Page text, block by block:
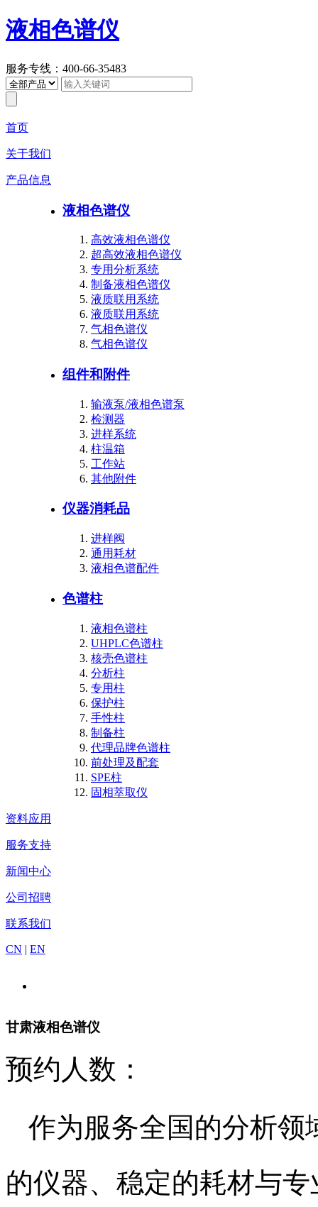
液相色谱仪
服务专线：400-66-35483
首页
关于我们
产品信息
液相色谱仪
高效液相色谱仪
超高效液相色谱仪
专用分析系统
制备液相色谱仪
液质联用系统
液质联用系统
气相色谱仪
气相色谱仪
组件和附件
输液泵/液相色谱泵
检测器
进样系统
柱温箱
工作站
其他附件
仪器消耗品
进样阀
通用耗材
液相色谱配件
色谱柱
液相色谱柱
UHPLC色谱柱
核壳色谱柱
分析柱
专用柱
保护柱
手性柱
制备柱
代理品牌色谱柱
前处理及配套
SPE柱
固相萃取仪
资料应用
服务支持
新闻中心
公司招聘
联系我们
CN | EN
甘肃液相色谱仪
预约人数：
作为服务全国的分析领
的仪器、稳定的耗材与